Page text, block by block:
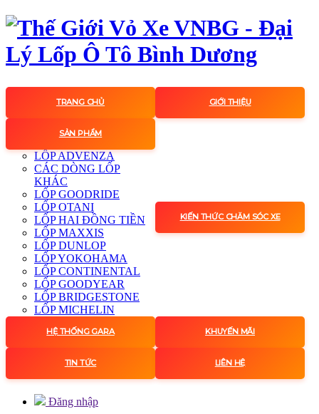
TRANG CHỦ GIỚI THIỆU
SẢN PHẨM
LỐP ADVENZA
CÁC DÒNG LỐP
KHÁC
LỐP GOODRIDE
LỐP OTANI
LỐP HAI ĐỒNG TIỀN
LỐP MAXXIS
LỐP DUNLOP
LỐP YOKOHAMA
LỐP CONTINENTAL
LỐP GOODYEAR
LỐP BRIDGESTONE
LỐP MICHELIN
KIẾN THỨC CHĂM SÓC XE
HỆ THỐNG GARA KHUYẾN MÃI
TIN TỨC LIÊN HỆ
Đăng nhập